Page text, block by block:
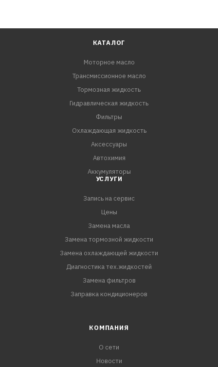
КАТАЛОГ
Моторное масло
Трансмиссионное масло
Тормозная жидкость
Гидравлическая жидкость
Фильтры
Охлаждающая жидкость
Аксессуары
Автохимия
Аккумуляторы
УСЛУГИ
Запись на сервис
Цены
Замена масла
Замена тормозной жидкости
Замена охлаждающей жидкости
Диагностика тех.жидкостей
Замена фильтров
Заправка кондиционеров
КОМПАНИЯ
О сети
Новости